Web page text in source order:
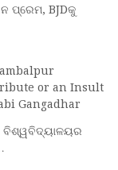
ପ୍ରେମ, BJDକୁ